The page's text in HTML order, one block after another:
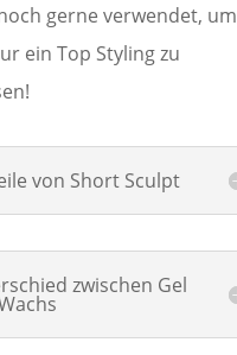
gerne verwendet, um
ein Top Styling zu
von Short Sculpt
zwischen Gel